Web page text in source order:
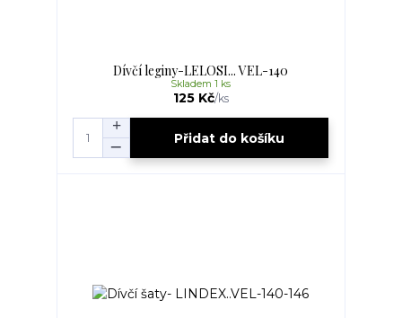
Dívčí leginy-LELOSI... VEL-140
125 Kč/ks
Skladem 1 ks
Přidat do košíku